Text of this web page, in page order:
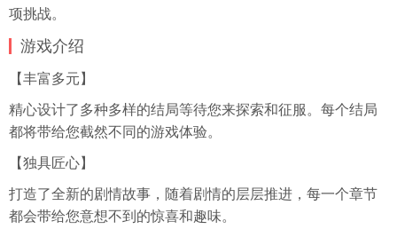
项挑战。
游戏介绍
【丰富多元】
精心设计了多种多样的结局等待您来探索和征服。每个结局
都将带给您截然不同的游戏体验。
【独具匠心】
打造了全新的剧情故事，随着剧情的层层推进，每一个章节
都会带给您意想不到的惊喜和趣味。